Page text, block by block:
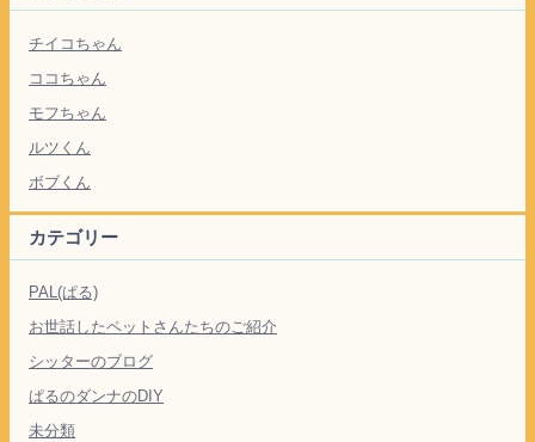
チイコちゃん
ココちゃん
モフちゃん
ルツくん
ボブくん
カテゴリー
PAL(ぱる)
お世話したペットさんたちのご紹介
シッターのブログ
ぱるのダンナのDIY
未分類